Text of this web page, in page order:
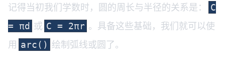
记得当初我们学数时，圆的周长与半径的关系是：
C
= πd 或 C = 2πr 。具备这些基础，我们就可以使
用 arc() 绘制弧线或圆了。